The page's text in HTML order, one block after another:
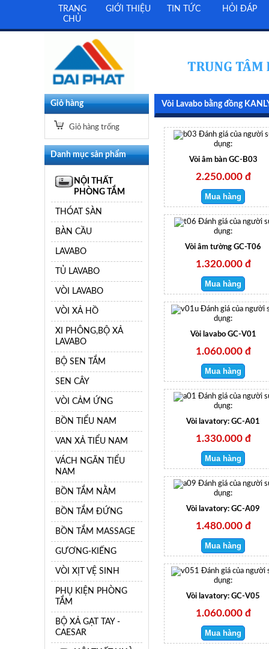
TRANG
CHỦ
GIỚI THIỆU TIN TỨC HỎI ĐÁP
Giỏ hàng
Giỏ hàng trống
Danh mục sản phẩm
NỘI THẤT
PHÒNG TẮM
THÓAT SÀN
BÀN CẦU
LAVABO
TỦ LAVABO
VÒI LAVABO
VÒI XẢ HỒ
XI PHÔNG,BỘ XẢ
LAVABO
BỘ SEN TẮM
SEN CÂY
VÒI CẢM ỨNG
BỒN TIỂU NAM
VAN XẢ TIỂU NAM
VÁCH NGĂN TIỂU
NAM
BỒN TẮM NẰM
BỒN TẮM ĐỨNG
BỒN TẮM MASSAGE
GƯƠNG-KIẾNG
VÒI XỊT VỆ SINH
PHỤ KIỆN PHÒNG
TẮM
BỘ XẢ GẠT TAY -
CAESAR
Vòi Lavabo bằng đồng
Đánh giá của người
dụng:
Vòi âm bàn GC-B03
2.250.000 đ
Đánh giá của người
dụng:
Vòi âm tường GC-T06
1.320.000 đ
Đánh giá của người
dụng:
Vòi lavabo GC-V01
1.060.000 đ
Đánh giá của người
dụng:
Vòi lavatory: GC-A01
1.330.000 đ
Đánh giá của người
dụng:
Vòi lavatory: GC-A09
1.480.000 đ
Đánh giá của người
dụng:
Vòi lavatory: GC-V05
1.060.000 đ